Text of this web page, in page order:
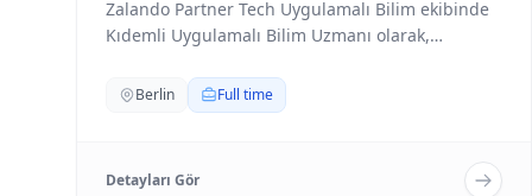
Zalando Partner Tech Uygulamalı Bilim ekibinde
Kıdemli Uygulamalı Bilim Uzmanı olarak,
Berlin Full time
Detayları Gör